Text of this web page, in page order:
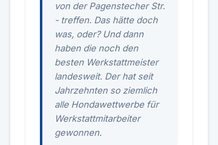
von der Pagenstecher Str.
- treffen. Das hätte doch
was, oder? Und dann
haben die noch den
besten Werkstattmeister
landesweit. Der hat seit
Jahrzehnten so ziemlich
alle Hondawettwerbe für
Werkstattmitarbeiter
gewonnen.